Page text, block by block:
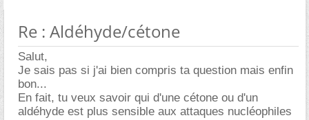
Re : Aldéhyde/cétone
Salut,
Je sais pas si j'ai bien compris ta question mais enfin
bon...
En fait, tu veux savoir qui d'une cétone ou d'un
aldéhyde est plus sensible aux attaques nucléophiles